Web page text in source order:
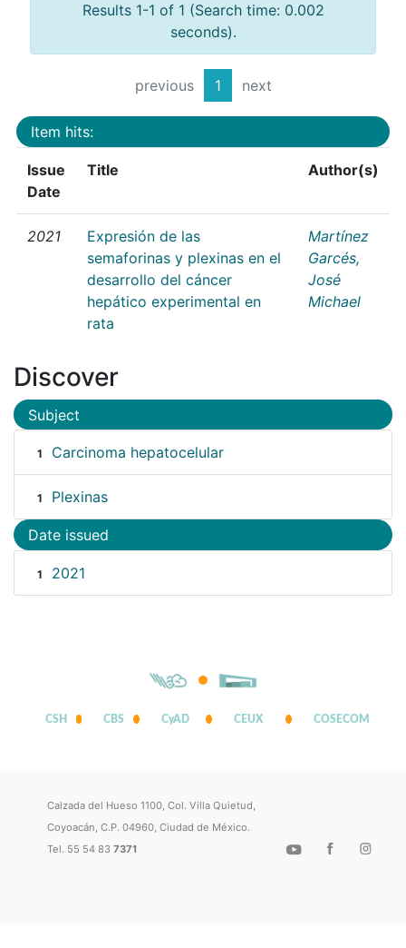
Results 1-1 of 1 (Search time: 0.002
seconds).
previous 1 next
Item hits:
Issue
Date
Title Author(s)
2021
Expresión de las
semaforinas y plexinas en el
desarrollo del cáncer
hepático experimental en
rata
Martínez
Garcés,
José
Michael
Discover
Subject
1 Carcinoma hepatocelular
1 Plexinas
Date issued
1 2021
CSH CBS CyAD CEUX COSECOM
Calzada del Hueso 1100, Col. Villa Quietud,
Coyoacán, C.P. 04960, Ciudad de México.
Tel. 55 54 837371